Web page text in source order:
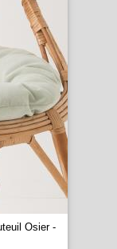
Osier -